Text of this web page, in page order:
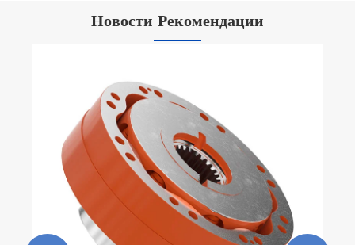
Новости Рекомендации